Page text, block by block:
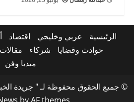
الرئيسية عربي وخليجي اقتصاد
حوادث وقضايا
شركاء مقالات
ميديا وفن
© جميع الحقوق محفوظة لـ " جريدة الخبر